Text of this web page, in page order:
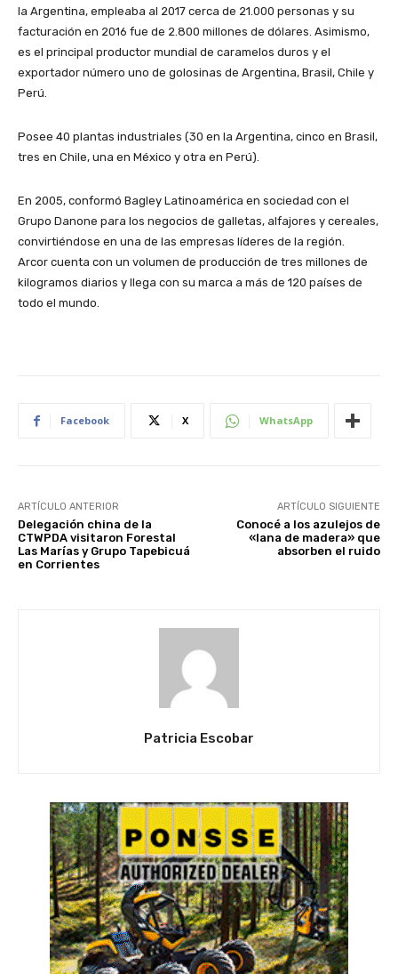
la Argentina, empleaba al 2017 cerca de 21.000 personas y su
facturación en 2016 fue de 2.800 millones de dólares. Asimismo,
es el principal productor mundial de caramelos duros y el
exportador número uno de golosinas de Argentina, Brasil, Chile y
Perú.
Posee 40 plantas industriales (30 en la Argentina, cinco en Brasil,
tres en Chile, una en México y otra en Perú).
En 2005, conformó Bagley Latinoamérica en sociedad con el
Grupo Danone para los negocios de galletas, alfajores y cereales,
convirtiéndose en una de las empresas líderes de la región.
Arcor cuenta con un volumen de producción de tres millones de
kilogramos diarios y llega con su marca a más de 120 países de
todo el mundo.
Facebook X WhatsApp
ARTÍCULO ANTERIOR
Delegación china de la
CTWPDA visitaron Forestal
Las Marías y Grupo Tapebicuá
en Corrientes
ARTÍCULO SIGUIENTE
Conocé a los azulejos de
«lana de madera» que
absorben el ruido
Patricia Escobar